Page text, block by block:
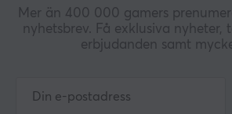
Mer än 400 000 gamers
nyhetsbrev. Få exklusiva nyheter,
erbjudanden samt